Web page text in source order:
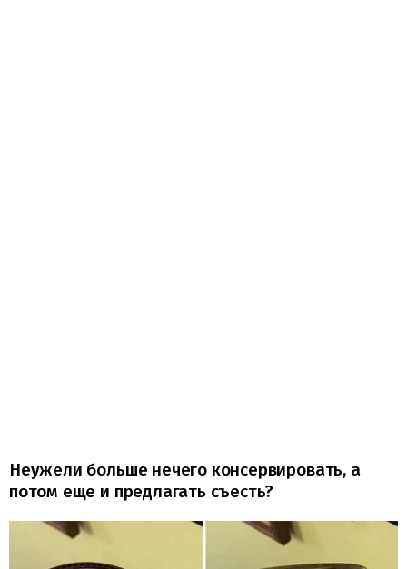
Неужели больше нечего консервировать, а
потом еще и предлагать съесть?